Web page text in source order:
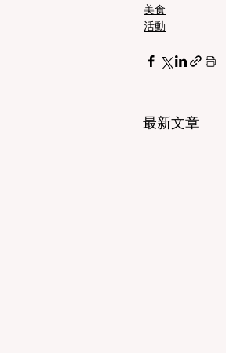
美食
活動
最新文章